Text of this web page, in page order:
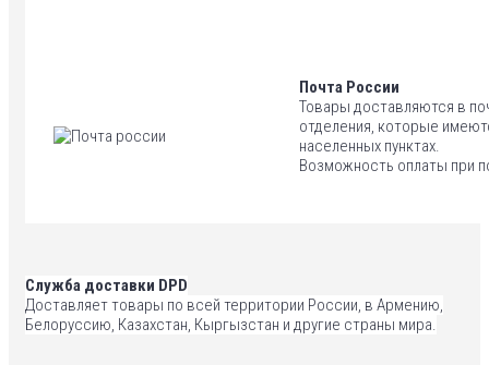
Почта России
Товары доставляются в
отделения, которые
населенных пунктах.
Возможность оплаты при
Служба доставки DPD
Доставляет товары по всей территории России, в Армению,
Белоруссию, Казахстан, Кыргызстан и другие страны мира.